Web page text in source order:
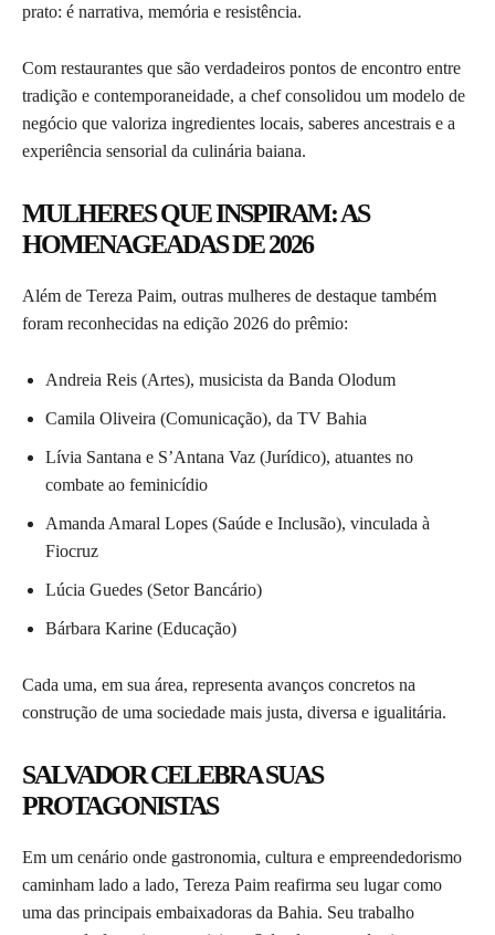
prato: é narrativa, memória e resistência.
Com restaurantes que são verdadeiros pontos de encontro entre
tradição e contemporaneidade, a chef consolidou um modelo de
negócio que valoriza ingredientes locais, saberes ancestrais e a
experiência sensorial da culinária baiana.
MULHERES QUE INSPIRAM: AS
HOMENAGEADAS DE 2026
Além de Tereza Paim, outras mulheres de destaque também
foram reconhecidas na edição 2026 do prêmio:
Andreia Reis (Artes), musicista da Banda Olodum
Camila Oliveira (Comunicação), da TV Bahia
Lívia Santana e S’Antana Vaz (Jurídico), atuantes no
combate ao feminicídio
Amanda Amaral Lopes (Saúde e Inclusão), vinculada à
Fiocruz
Lúcia Guedes (Setor Bancário)
Bárbara Karine (Educação)
Cada uma, em sua área, representa avanços concretos na
construção de uma sociedade mais justa, diversa e igualitária.
SALVADOR CELEBRA SUAS
PROTAGONISTAS
Em um cenário onde gastronomia, cultura e empreendedorismo
caminham lado a lado, Tereza Paim reafirma seu lugar como
uma das principais embaixadoras da Bahia. Seu trabalho